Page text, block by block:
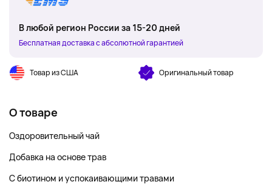
В любой регион России за 15-20 дней
Бесплатная доставка с абсолютной гарантией
Товар из США Оригинальный товар
О товаре
Оздоровительный чай
Добавка на основе трав
С биотином и успокаивающими травами